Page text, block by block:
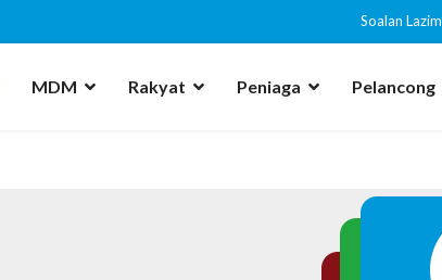
Soalan Lazim
MDM Rakyat Peniaga Pelancong